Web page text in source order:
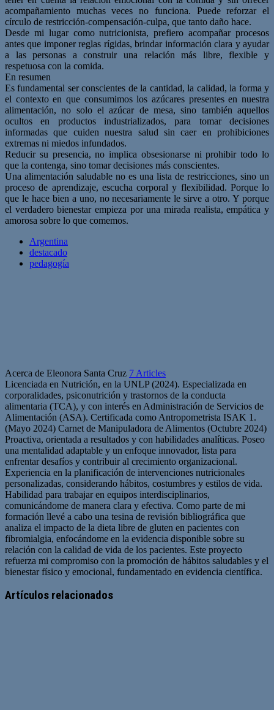
acompañamiento muchas veces no funciona. Puede reforzar el
círculo de restricción-compensación-culpa, que tanto daño hace.
Desde mi lugar como nutricionista, prefiero acompañar procesos
antes que imponer reglas rígidas, brindar información clara y ayudar
a las personas a construir una relación más libre, flexible y
respetuosa con la comida.
En resumen
Es fundamental ser conscientes de la cantidad, la calidad, la forma y
el contexto en que consumimos los azúcares presentes en nuestra
alimentación, no solo el azúcar de mesa, sino también aquellos
ocultos en productos industrializados, para tomar decisiones
informadas que cuiden nuestra salud sin caer en prohibiciones
extremas ni miedos infundados.
Reducir su presencia, no implica obsesionarse ni prohibir todo lo
que la contenga, sino tomar decisiones más conscientes.
Una alimentación saludable no es una lista de restricciones, sino un
proceso de aprendizaje, escucha corporal y flexibilidad. Porque lo
que le hace bien a uno, no necesariamente le sirve a otro. Y porque
el verdadero bienestar empieza por una mirada realista, empática y
amorosa sobre lo que comemos.
Argentina
destacado
pedagogía
Acerca de Eleonora Santa Cruz 7 Articles
Licenciada en Nutrición, en la UNLP (2024). Especializada en
corporalidades, psiconutrición y trastornos de la conducta
alimentaria (TCA), y con interés en Administración de Servicios de
Alimentación (ASA). Certificada como Antropometrista ISAK 1.
(Mayo 2024) Carnet de Manipuladora de Alimentos (Octubre 2024)
Proactiva, orientada a resultados y con habilidades analíticas. Poseo
una mentalidad adaptable y un enfoque innovador, lista para
enfrentar desafíos y contribuir al crecimiento organizacional.
Experiencia en la planificación de intervenciones nutricionales
personalizadas, considerando hábitos, costumbres y estilos de vida.
Habilidad para trabajar en equipos interdisciplinarios,
comunicándome de manera clara y efectiva. Como parte de mi
formación llevé a cabo una tesina de revisión bibliográfica que
analiza el impacto de la dieta libre de gluten en pacientes con
fibromialgia, enfocándome en la evidencia disponible sobre su
relación con la calidad de vida de los pacientes. Este proyecto
refuerza mi compromiso con la promoción de hábitos saludables y el
bienestar físico y emocional, fundamentado en evidencia científica.
Artículos relacionados